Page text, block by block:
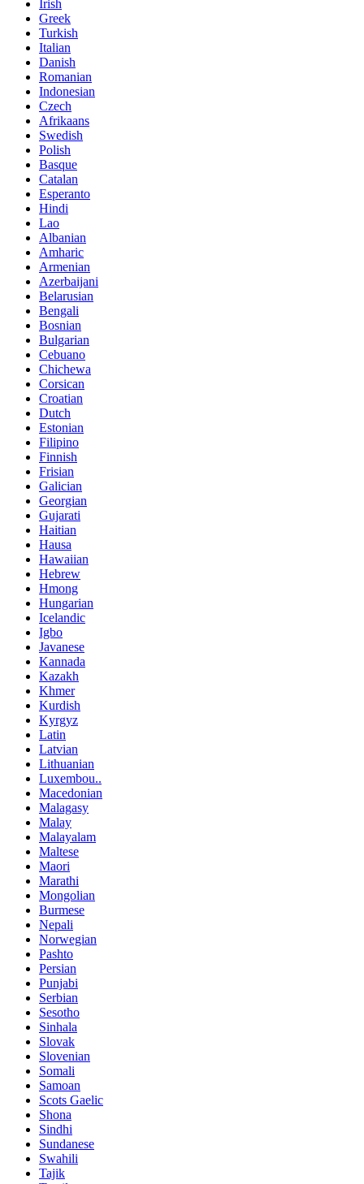
Irish
Greek
Turkish
Italian
Danish
Romanian
Indonesian
Czech
Afrikaans
Swedish
Polish
Basque
Catalan
Esperanto
Hindi
Lao
Albanian
Amharic
Armenian
Azerbaijani
Belarusian
Bengali
Bosnian
Bulgarian
Cebuano
Chichewa
Corsican
Croatian
Dutch
Estonian
Filipino
Finnish
Frisian
Galician
Georgian
Gujarati
Haitian
Hausa
Hawaiian
Hebrew
Hmong
Hungarian
Icelandic
Igbo
Javanese
Kannada
Kazakh
Khmer
Kurdish
Kyrgyz
Latin
Latvian
Lithuanian
Luxembou..
Macedonian
Malagasy
Malay
Malayalam
Maltese
Maori
Marathi
Mongolian
Burmese
Nepali
Norwegian
Pashto
Persian
Punjabi
Serbian
Sesotho
Sinhala
Slovak
Slovenian
Somali
Samoan
Scots Gaelic
Shona
Sindhi
Sundanese
Swahili
Tajik